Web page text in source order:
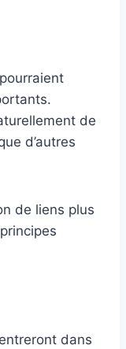
de
d’autres
de liens plus
dans